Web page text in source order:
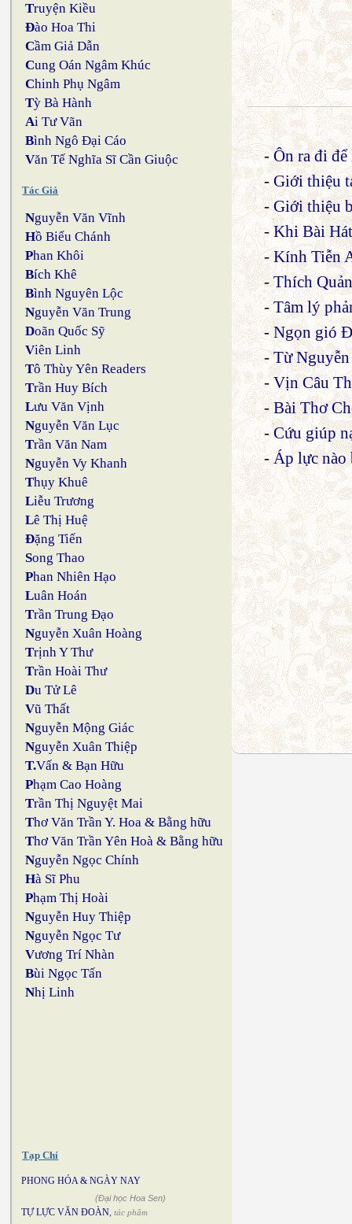
Truyện Kiều
Đào Hoa Thi
Cầm Giả Dẫn
Cung Oán Ngâm Khúc
Chinh Phụ Ngâm
Tỳ Bà Hành
Ai Tư Vãn
Bình Ngô Đại Cáo
Văn Tế Nghĩa Sĩ Cần Giuộc
Tác Giả
Nguyễn Văn Vĩnh
Hồ Biểu Chánh
Phan Khôi
Bích Khê
Bình Nguyên Lộc
Nguyễn Văn Trung
Doãn Quốc Sỹ
Viên Linh
Tô Thùy Yên Readers
Trần Huy Bích
Lưu Văn Vịnh
Nguyễn Văn Lục
Trần Văn Nam
Nguyễn Vy Khanh
Thụy Khuê
Liễu Trương
Lê Thị Huệ
Đặng Tiến
Song Thao
Phan Nhiên Hạo
Luân Hoán
Trần Trung Đạo
Nguyễn Xuân Hoàng
Trịnh Y Thư
Trần Hoài Thư
Du Tử Lê
Vũ Thất
Nguyễn Mộng Giác
Nguyễn Xuân Thiệp
T.Vấn & Bạn Hữu
Phạm Cao Hoàng
Trần Thị Nguyệt Mai
Thơ Văn Trần Y. Hoa & Bằng hữu
Thơ Văn Trần Yên Hoà & Bằng hữu
Nguyễn Ngọc Chính
Hà Sĩ Phu
Phạm Thị Hoài
Nguyễn Huy Thiệp
Nguyễn Ngọc Tư
Vương Trí Nhàn
Bùi Ngọc Tấn
Nhị Linh
Tạp Chí
PHONG HÓA & NGÀY NAY
(Đại học Hoa Sen)
TỰ LỰC VĂN ĐOÀN, tác phẩm
-Ôn ra đi
-Giới thiệu
-Giới thiệu
-Khi Bài
-Kính Tiễn
-Thích
-Tâm lý
-Ngọn gió
-Từ
-Vịn Câu
-Bài Thơ
-Cứu giúp
-Áp lực nào